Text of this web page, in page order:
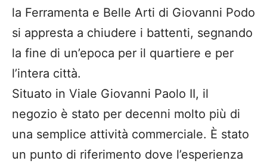
la Ferramenta e Belle Arti di Giovanni Podo
si appresta a chiudere i battenti, segnando
la fine di un’epoca per il quartiere e per
l’intera città.
​Situato in Viale Giovanni Paolo II, il
negozio è stato per decenni molto più di
una semplice attività commerciale. È stato
un punto di riferimento dove l’esperienza